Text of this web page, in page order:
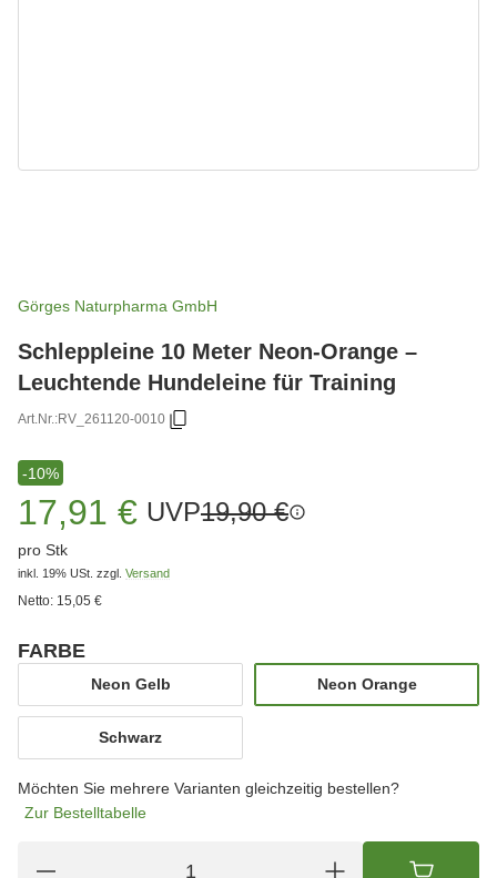
Görges Naturpharma GmbH
Schleppleine 10 Meter Neon-Orange –
Leuchtende Hundeleine für Training
Art.Nr.:RV_261120-0010
-10%
17,91 € UVP19,90 €
pro Stk
inkl. 19% USt. zzgl. Versand
Netto: 15,05 €
FARBE
Neon Gelb
Neon Gelb
Neon Orange
Neon Orange
Schwarz
Schwarz
Möchten Sie mehrere Varianten gleichzeitig bestellen?
Zur Bestelltabelle